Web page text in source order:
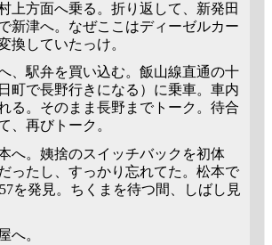
上方面へ乗る。折り返して、新発田
新津へ。なぜここはディーゼルカー
換していたっけ。
、駅弁を買い込む。飯山線直通の十
町で長野行きになる）に乗車。車内
る。そのまま長野までトーク。待合
、再びトーク。
へ。姨捨のスイッチバックを初体
ったし、すっかり忘れてた。松本で
を発見。ちくまを待つ間、しばし見
へ。